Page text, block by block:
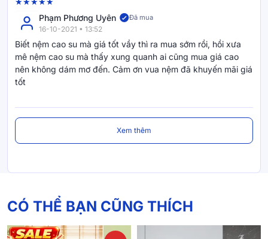
Lý do nên chọn Vua Nệm
Vua Nệm là hệ thống bán lẻ chăn ga gối nệm với hơn 150
Dunlopillo, Liên Á, Kim Cương và sở hữu thương hiệu độc
quyền Amando, Goodnight, Gummi… giúp khách hàng trải
đêm ngủ thử miễn phí . Khách hàng được quyền trải nghiệm
thực tế ngay tại nhà, nếu không hài lòng, Vua Nệm cam kết
hỗ trợ đổi sản phẩm, giúp bạn an tâm khi mua sắm.
Phạm Phương Uyên Đã mua
16-10-2021 • 13:52
Biết nệm cao su mà giá tốt vầy thì ra mua sớm rồi, hồi xưa
mê nệm cao su mà thấy xung quanh ai cũng mua giá cao
nên không dám mơ đến. Cảm ơn vua nệm đã khuyến mãi giá
tốt
Xem thêm
CÓ THỂ BẠN CŨNG THÍCH